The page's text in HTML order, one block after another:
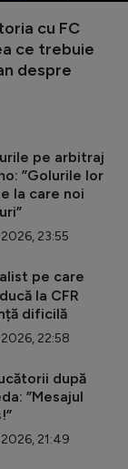
cu FC
ce trebuie
despre
pe arbitraj
”Golurile lor
la care noi
23:55
pe care
la CFR
dificilă
22:58
după
”Mesajul
21:49